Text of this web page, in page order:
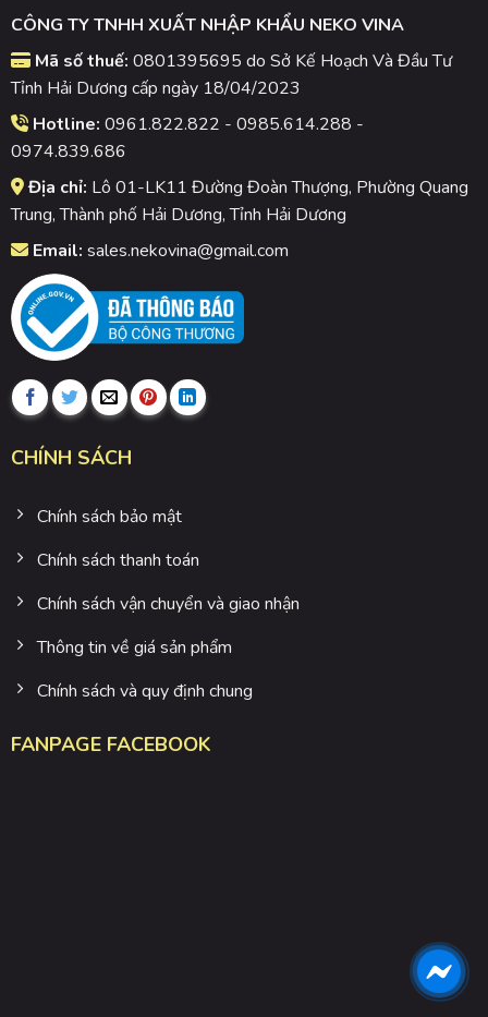
CÔNG TY TNHH XUẤT NHẬP KHẨU NEKO VINA
Mã số thuế: 0801395695 do Sở Kế Hoạch Và Đầu Tư
Tỉnh Hải Dương cấp ngày 18/04/2023
Hotline: 0961.822.822 - 0985.614.288 -
0974.839.686
Địa chỉ: Lô 01-LK11 Đường Đoàn Thượng, Phường Quang
Trung, Thành phố Hải Dương, Tỉnh Hải Dương
Email: sales.nekovina@gmail.com
CHÍNH SÁCH
Chính sách bảo mật
Chính sách thanh toán
Chính sách vận chuyển và giao nhận
Thông tin về giá sản phẩm
Chính sách và quy định chung
FANPAGE FACEBOOK